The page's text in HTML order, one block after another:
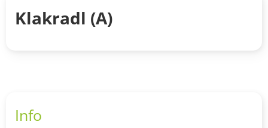
Klakradl (A)
Info